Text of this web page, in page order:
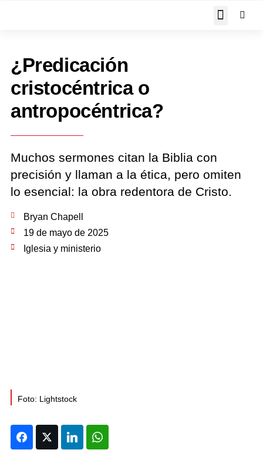
¿Predicación
cristocéntrica o
antropocéntrica?
Muchos sermones citan la Biblia con
precisión y llaman a la ética, pero omiten
lo esencial: la obra redentora de Cristo.
Bryan Chapell
19 de mayo de 2025
Iglesia y ministerio
Foto: Lightstock
FacebookTwitter LinkedIn